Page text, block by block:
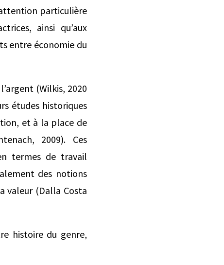
particulière
ainsi qu’aux
entre économie du
(Wilkis, 2020
études historiques
et à la place de
2009). Ces
termes de travail
des notions
valeur (Dalla Costa
histoire du genre,